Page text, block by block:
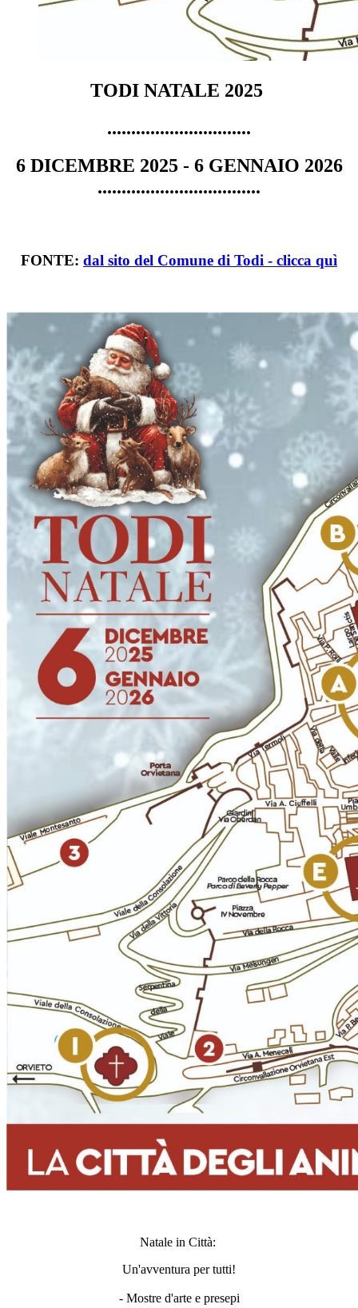
TODI NATALE 2025
..............................
6 DICEMBRE 2025 - 6 GENNAIO 2026
..................................
FONTE: dal sito del Comune di Todi - clicca quì
Natale in Città:
Un'avventura per tutti!
- Mostre d'arte e presepi